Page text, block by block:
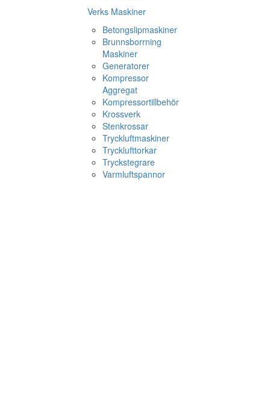
Verks Maskiner
Betongslipmaskiner
Brunnsborrning
Maskiner
Generatorer
Kompressor
Aggregat
Kompressortillbehör
Krossverk
Stenkrossar
Tryckluftmaskiner
Trycklufttorkar
Tryckstegrare
Varmluftspannor